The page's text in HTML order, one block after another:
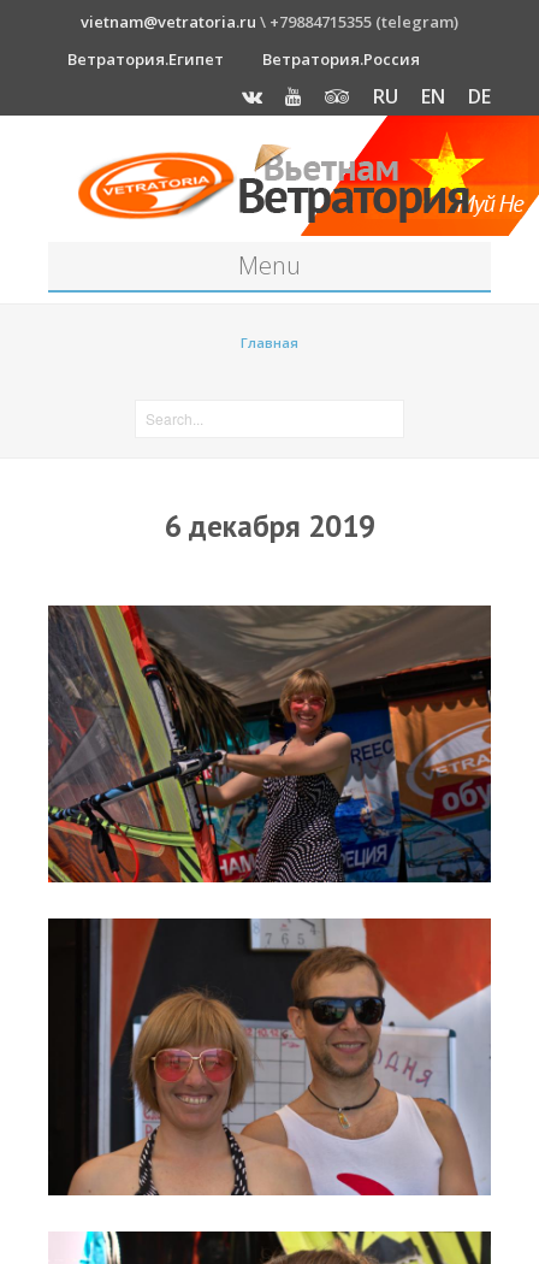
vietnam@vetratoria.ru \ +79884715355 (telegram)
Ветратория.Египет
Ветратория.Россия
RU EN DE
Menu
RRD Russian Cup
Новости
Медиа
Фото
Видео
Места катания
Наши станции
Ветратория.Дахаб
Ветратория Россия
Ветратория.Вьетнам
Цены
Обучение Виндсерфингу
Прокат виндсерфинга и винг фойла
Классический серфинг и SUP
Продажа оборудования
Главная
6 декабря 2019